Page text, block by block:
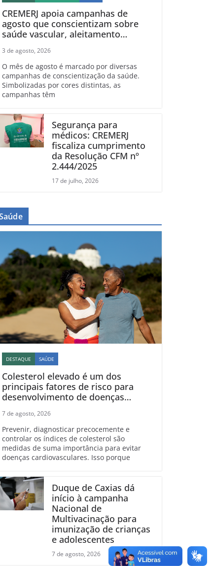
CREMERJ apoia campanhas de
agosto que conscientizam sobre
saúde vascular, aleitamento
linfoma
3 de agosto, 2026
O mês de agosto é marcado por diversas
campanhas de conscientização da saúde.
Simbolizadas por cores distintas, as
campanhas têm
Segurança para
médicos: CREMERJ
fiscaliza cumprimento
da Resolução CFM nº
2.444/2025
17 de julho, 2026
DESTAQUE SAÚDE
Colesterol elevado é um dos
principais fatores de risco para
desenvolvimento de doenças
7 de agosto, 2026
Prevenir, diagnosticar precocemente e
controlar os índices de colesterol são
medidas de suma importância para evitar
doenças cardiovasculares. Isso porque
Duque de Caxias dá
início à campanha
Nacional de
Multivacinação para
imunização de crianças
e adolescentes
7 de agosto, 2026